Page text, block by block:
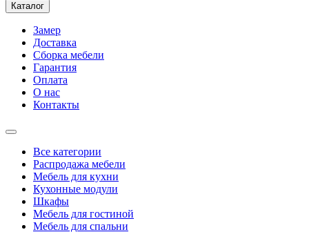
Каталог
Замер
Доставка
Сборка мебели
Гарантия
Оплата
О нас
Контакты
Все категории
Распродажа мебели
Мебель для кухни
Кухонные модули
Шкафы
Мебель для гостиной
Мебель для спальни